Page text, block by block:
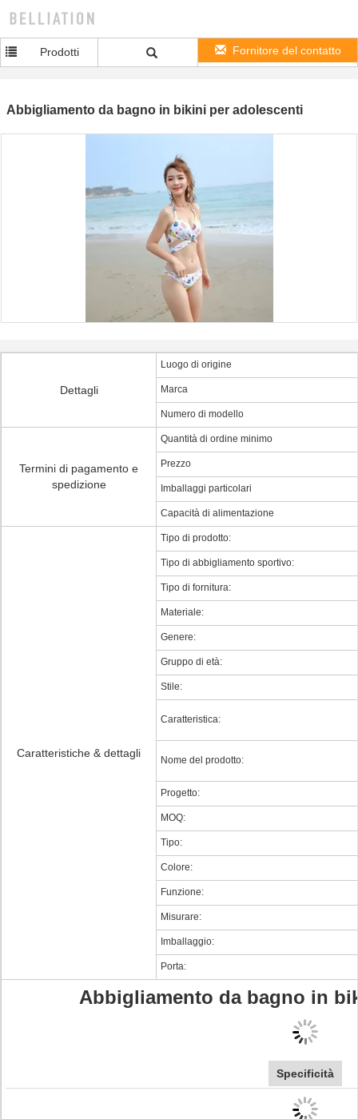
Prodotti Fornitore del contatto
Abbigliamento da bagno in bikini per adolescenti
Dettagli
Luogo di origine
Marca
Numero di modello
Termini di pagamento e
spedizione
Quantità di ordine minimo
Prezzo
Imballaggi particolari
Capacità di alimentazione
Caratteristiche & dettagli
Tipo di prodotto:
Tipo di abbigliamento sportivo:
Tipo di fornitura:
Materiale:
Genere:
Gruppo di età:
Stile:
Caratteristica:
Nome del prodotto:
Progetto:
MOQ:
Tipo:
Colore:
Funzione:
Misurare:
Imballaggio:
Porta:
Abbigliamento da bagno in
Specificità